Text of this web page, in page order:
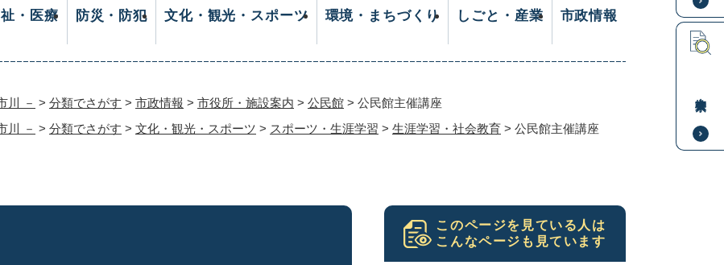
・医療 防災・防犯 文化・観光・スポーツ 環境・まちづくり しごと・産業 市政情報
川 － > 分類でさがす > 市政情報 > 市役所・施設案内 > 公民館 > 公民館主催講座
川 － > 分類でさがす > 文化・観光・スポーツ > スポーツ・生涯学習 > 生涯学習・社会教育 > 公民館主催講座
このページを見ている人は
こんなページも見ています